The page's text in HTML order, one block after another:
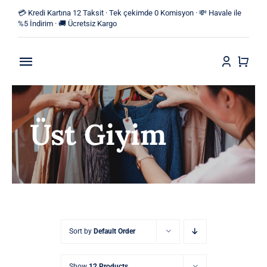
content
💳 Kredi Kartına 12 Taksit · Tek çekimde 0 Komisyon · 💸 Havale ile
%5 İndirim · 🚚 Ücretsiz Kargo
Toggle
Navigation
Anasayfa
Mağaza
Yeni Ürünler
Üst Giyim
Sort by Default Order